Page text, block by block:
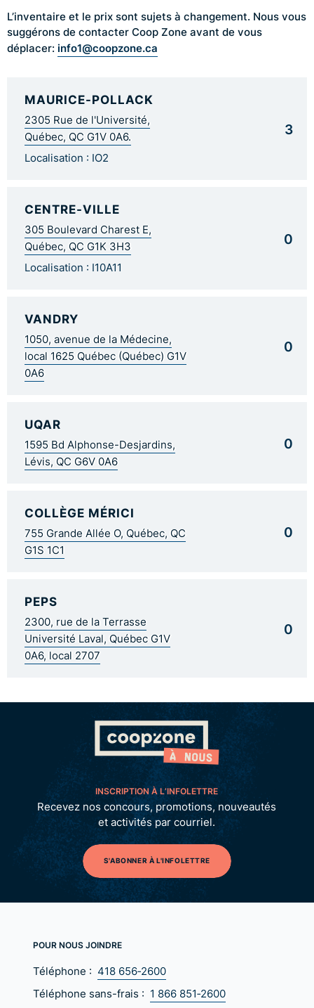
L’inventaire et le prix sont sujets à changement. Nous vous
suggérons de contacter Coop Zone avant de vous
déplacer: info1@coopzone.ca
MAURICE-POLLACK
2305 Rue de l'Université,
Québec, QC G1V 0A6.
Localisation : IO2
3
CENTRE-VILLE
305 Boulevard Charest E,
Québec, QC G1K 3H3
Localisation : I10A11
0
VANDRY
1050, avenue de la Médecine,
local 1625 Québec (Québec) G1V
0A6
0
UQAR
1595 Bd Alphonse-Desjardins,
Lévis, QC G6V 0A6
0
COLLÈGE MÉRICI
755 Grande Allée O, Québec, QC
G1S 1C1
0
PEPS
2300, rue de la Terrasse
Université Laval, Québec G1V
0A6, local 2707
0
INSCRIPTION À L’INFOLETTRE
Recevez nos concours, promotions, nouveautés
et activités par courriel.
S'ABONNER À L'INFOLETTRE
POUR NOUS JOINDRE
Téléphone : 418 656‑2600
Téléphone sans-frais : 1 866 851‑2600